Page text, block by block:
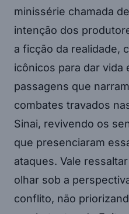
minissérie chamada de
intenção dos
a ficção da realidade,
icônicos para dar vida
passagens que
combates travados
Sinai, revivendo os
que presenciaram
ataques. Vale
olhar sob a
conflito, não